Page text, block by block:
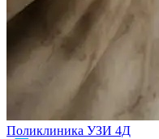
Поликлиника УЗИ 4Д